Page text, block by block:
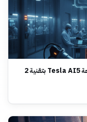
مصنع سامسونج في تكساس يبدأ إنتاج شريحة Tesla AI5 بتقنية 2